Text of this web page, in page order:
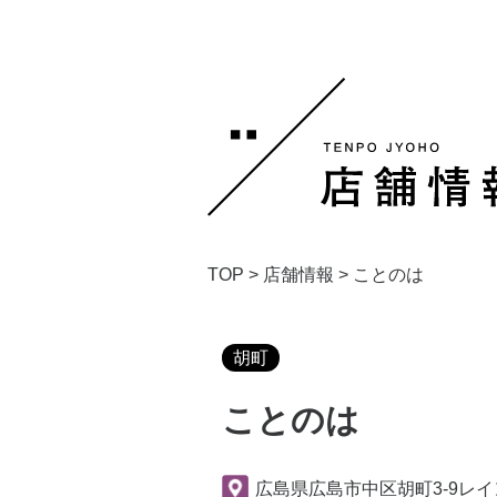
TOP > 店舗情報 > ことのは
胡町
ことのは
広島県広島市中区胡町3-9レ